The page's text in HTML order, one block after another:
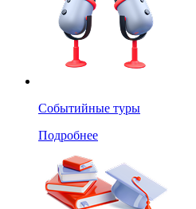
Событийные туры
Подробнее